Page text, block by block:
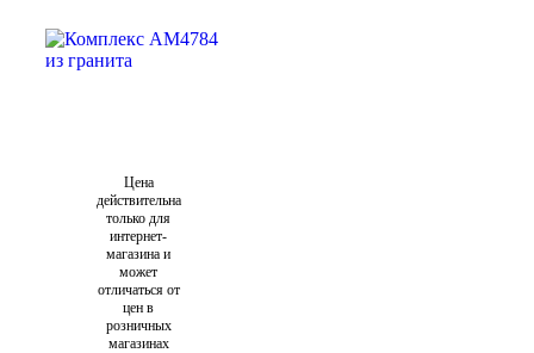
Цена
действительна
только для
интернет-
магазина и
может
отличаться от
цен в
розничных
магазинах